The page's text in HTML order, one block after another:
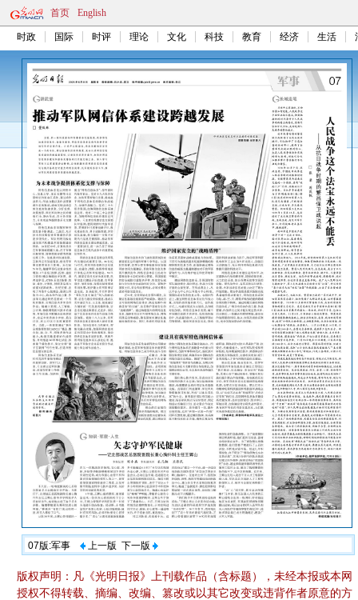
首页 English
时政 国际 时评 理论 文化 科技 教育 经济 生活
07版:军事 上一版 下一版
版权声明：凡《光明日报》上刊载作品（含标题），未经本报或本网
授权不得转载、摘编、改编、篡改或以其它改变或违背作者原意的方